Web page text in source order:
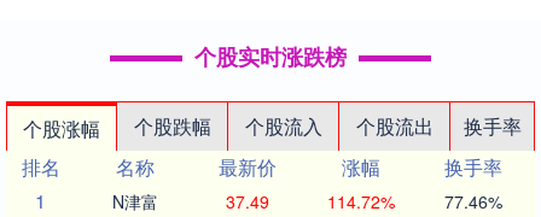
个股实时涨跌榜
个股涨幅 个股跌幅 个股流入 个股流出
换手率
排名
名称 最新价 涨幅
换手率
1
N津富 37.49 114.72% 77.46%